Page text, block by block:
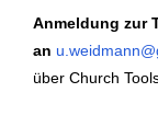
Anmeldung zur
an
über Church